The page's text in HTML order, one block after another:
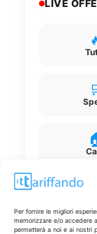
Per fornire le migliori
memorizzare e/o accedere
permetterà a noi e ai nostri
LIVE